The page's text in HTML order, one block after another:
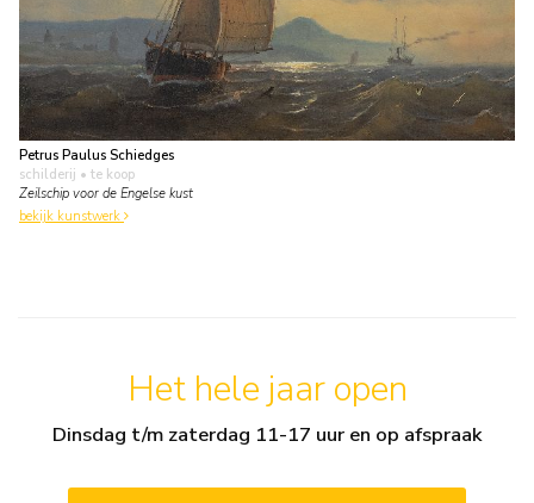
Petrus Paulus Schiedges
schilderij • te koop
Zeilschip voor de Engelse kust
bekijk kunstwerk
Het hele jaar open
Dinsdag t/m zaterdag 11-17 uur en op afspraak